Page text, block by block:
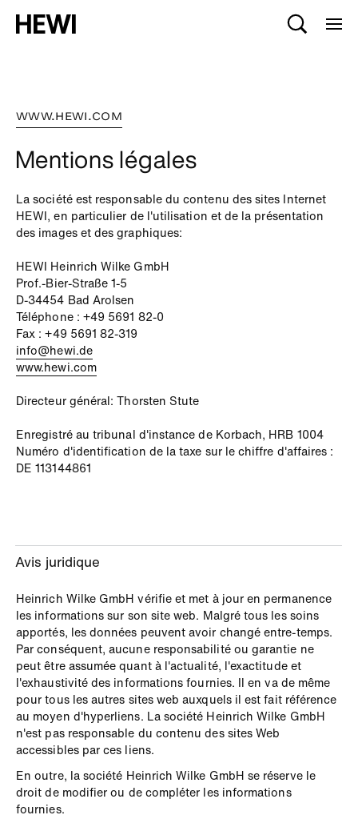
WWW.HEWI.COM
Mentions légales
La société est responsable du contenu des sites Internet
HEWI, en particulier de l'utilisation et de la présentation
des images et des graphiques:
HEWI Heinrich Wilke GmbH
Prof.-Bier-Straße 1-5
D-34454 Bad Arolsen
Téléphone : +49 5691 82-0
Fax : +49 5691 82-319
info@hewi.de
www.hewi.com
Directeur général: Thorsten Stute
Enregistré au tribunal d'instance de Korbach, HRB 1004
Numéro d'identification de la taxe sur le chiffre d'affaires :
DE 113144861
Avis juridique
Heinrich Wilke GmbH vérifie et met à jour en permanence
les informations sur son site web. Malgré tous les soins
apportés, les données peuvent avoir changé entre-temps.
Par conséquent, aucune responsabilité ou garantie ne
peut être assumée quant à l'actualité, l'exactitude et
l'exhaustivité des informations fournies. Il en va de même
pour tous les autres sites web auxquels il est fait référence
au moyen d'hyperliens. La société Heinrich Wilke GmbH
n'est pas responsable du contenu des sites Web
accessibles par ces liens.
En outre, la société Heinrich Wilke GmbH se réserve le
droit de modifier ou de compléter les informations
fournies.